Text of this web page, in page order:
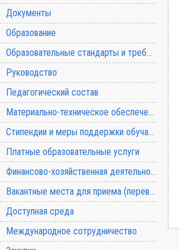
Документы
Образование
Образовательные стандарты и требования
Руководство
Педагогический состав
Материально-техническое обеспечение и оснащенность образовательного процесса
Стипендии и меры поддержки обучающихся
Платные образовательные услуги
Финансово-хозяйственная деятельность
Вакантные места для приема (перевода) обучающихся
Доступная среда
Международное сотрудничество